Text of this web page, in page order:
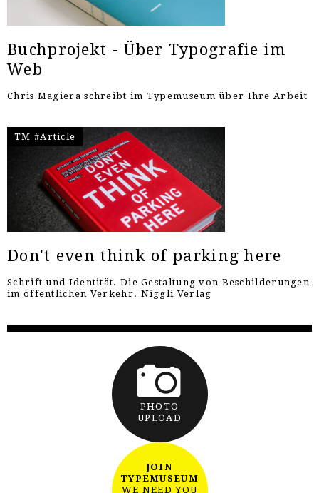
Buchprojekt - Über Typografie im
Web
Chris Magiera schreibt im Typemuseum über Ihre Arbeit
TM #Article
Don't even think of parking here
Schrift und Identität. Die Gestaltung von Beschilderungen
im öffentlichen Verkehr. Niggli Verlag
PHOTO
UPLOAD
JOIN
TYPEMUSEUM
WE NEED YOU